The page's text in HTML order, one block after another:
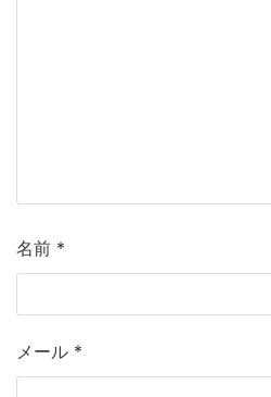
名前 *
メール *